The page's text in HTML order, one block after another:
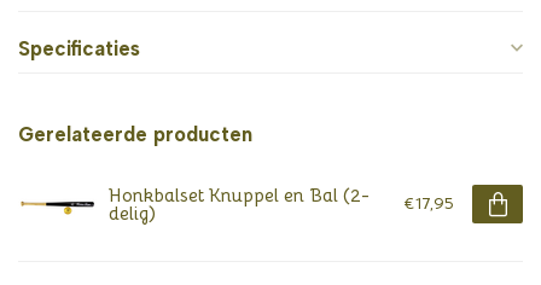
Specificaties
Gerelateerde producten
Honkbalset Knuppel en Bal (2-
delig) €17,95